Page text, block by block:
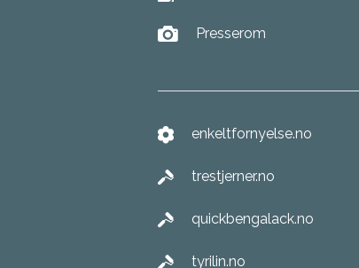
Presserom
enkeltfornyelse.no
trestjerner.no
quickbengalack.no
tyrilin.no